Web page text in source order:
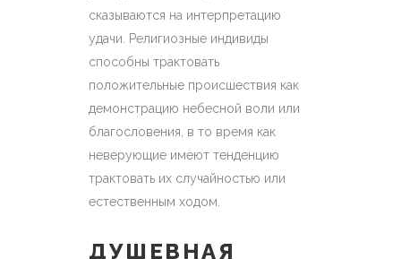
сказываются на интерпретацию
удачи. Религиозные индивиды
способны трактовать
положительные происшествия как
демонстрацию небесной воли или
благословения, в то время как
неверующие имеют тенденцию
трактовать их случайностью или
естественным ходом.
ДУШЕВНАЯ